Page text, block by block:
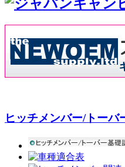
ヒッチメンバー/トーバ